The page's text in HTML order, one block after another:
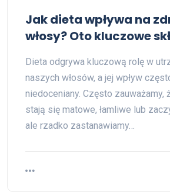
Jak dieta wpływa na
włosy? Oto kluczowe
Dieta odgrywa kluczową rolę w
naszych włosów, a jej wpływ
niedoceniany. Często zauważamy,
stają się matowe, łamliwe lub
ale rzadko zastanawiamy…